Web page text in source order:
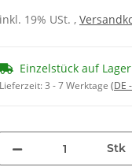
inkl. 19% USt. ,
Einzelstück auf Lager
Lieferzeit:3 - 7 Werktage (DE
Stk